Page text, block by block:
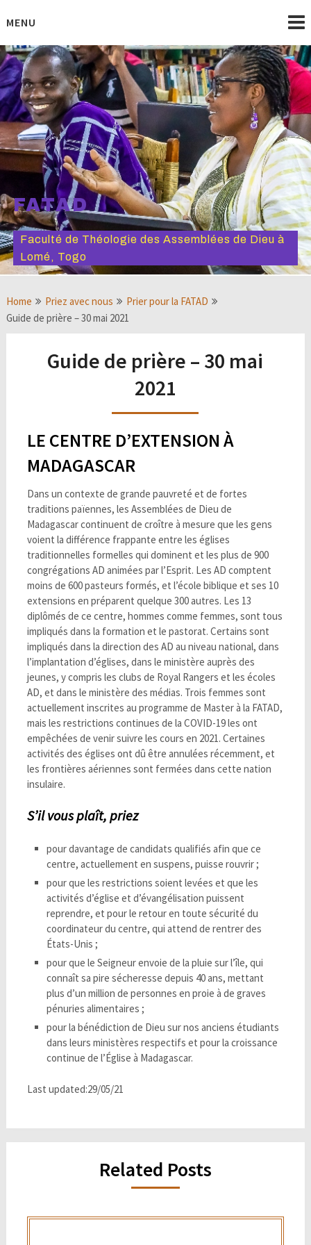
toMENU
FATAD
Faculté de Théologie des Assemblées de Dieu à
Lomé, Togo
Home Priez avec nous
Prier pour la FATAD
Guide de prière – 30 mai 2021
Guide de prière – 30 mai
2021
LE CENTRE D’EXTENSION À
MADAGASCAR
Dans un contexte de grande pauvreté et de fortes
traditions païennes, les Assemblées de Dieu de
Madagascar continuent de croître à mesure que les gens
voient la différence frappante entre les églises
traditionnelles formelles qui dominent et les plus de 900
congrégations AD animées par l’Esprit. Les AD comptent
moins de 600 pasteurs formés, et l’école biblique et ses 10
extensions en préparent quelque 300 autres. Les 13
diplômés de ce centre, hommes comme femmes, sont tous
impliqués dans la formation et le pastorat. Certains sont
impliqués dans la direction des AD au niveau national, dans
l’implantation d’églises, dans le ministère auprès des
jeunes, y compris les clubs de Royal Rangers et les écoles
AD, et dans le ministère des médias. Trois femmes sont
actuellement inscrites au programme de Master à la FATAD,
mais les restrictions continues de la COVID-19 les ont
empêchées de venir suivre les cours en 2021. Certaines
activités des églises ont dû être annulées récemment, et
les frontières aériennes sont fermées dans cette nation
insulaire.
S’il vous plaît, priez
pour davantage de candidats qualifiés afin que ce
centre, actuellement en suspens, puisse rouvrir ;
pour que les restrictions soient levées et que les
activités d’église et d’évangélisation puissent
reprendre, et pour le retour en toute sécurité du
coordinateur du centre, qui attend de rentrer des
États-Unis ;
pour que le Seigneur envoie de la pluie sur l’île, qui
connaît sa pire sécheresse depuis 40 ans, mettant
plus d’un million de personnes en proie à de graves
pénuries alimentaires ;
pour la bénédiction de Dieu sur nos anciens étudiants
dans leurs ministères respectifs et pour la croissance
continue de l’Église à Madagascar.
Last updated:29/05/21
Related Posts